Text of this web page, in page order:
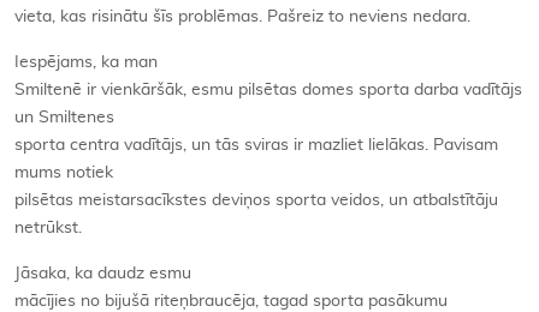
vieta, kas risinātu šīs problēmas. Pašreiz to neviens nedara.
Iespējams, ka man
Smiltenē ir vienkāršāk, esmu pilsētas domes sporta darba vadītājs
un Smiltenes
sporta centra vadītājs, un tās sviras ir mazliet lielākas. Pavisam
mums notiek
pilsētas meistarsacīkstes deviņos sporta veidos, un atbalstītāju
netrūkst.
Jāsaka, ka daudz esmu
mācījies no bijušā riteņbraucēja, tagad sporta pasākumu